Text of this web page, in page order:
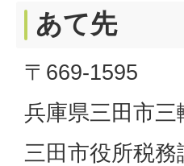
あて先
〒669-1595
兵庫県三田市
三田市役所税務